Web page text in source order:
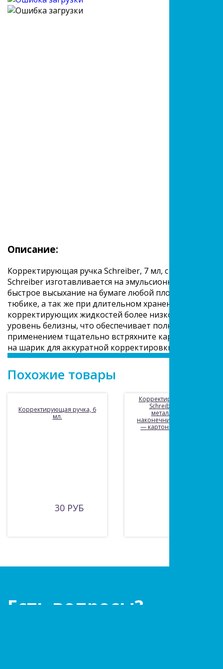
Описание:
Корректирующая ручка Schreiber, 7 мл, с
Schreiber изготавливается на эмульсионной основе,
быстрое высыхание на бумаге любой плотности. Не
тюбике, а так же при длительном хранении в ней не
корректирующих жидкостей более низкого
уровень белизны, что обеспечивает полное
применением тщательно встряхните карандаш,
на шарик для аккуратной корректировки. Объем 7 мл
Похожие товары
Корректирующая ручка, 6
мл.
30 РУБ
Корректирующая ручка
Schreiber, 7 мл., с
металлическим
наконечником. Упаковка
— картонная коробка.
Есть вопросы?